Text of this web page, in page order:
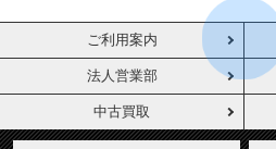
ご利用案内
法人営業部
中古買取